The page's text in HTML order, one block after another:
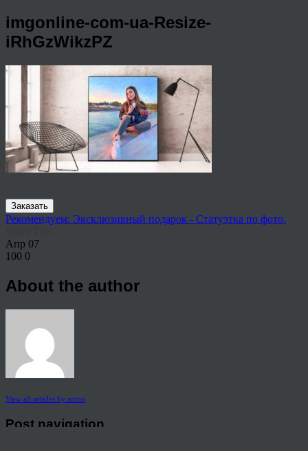
imgonline-com-ua-Resize-
iRhGzWikzPZ
Заказать
Рекомендуем: Эксклюзивный подарок - Статуэтка по фото.
Апр 07
100 0
About the author
View all articles by anton
Post navigation